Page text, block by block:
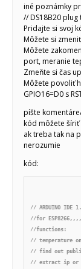
iné poznámky
// DS18B20 plug
Pridajte si svoj
Môžete si
Môžete
port, meranie
Zmeňte si čas
Môžete povoliť
GPIO16=D0 s
píšte
kód môžete šíriť
ak treba tak na
nerozumie
kód:
// ARDUINO IDE
//for
//functions:
// temperature
// find out
// extract ip or